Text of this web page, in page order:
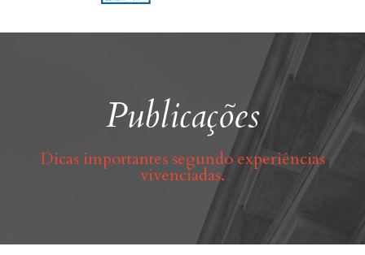
Publicações
Dicas importantes segundo experiências
vivenciadas.